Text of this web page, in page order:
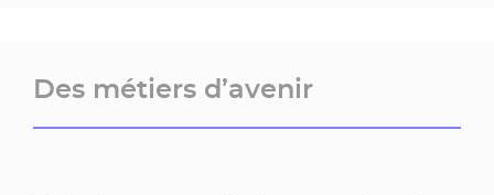
Des métiers d’avenir